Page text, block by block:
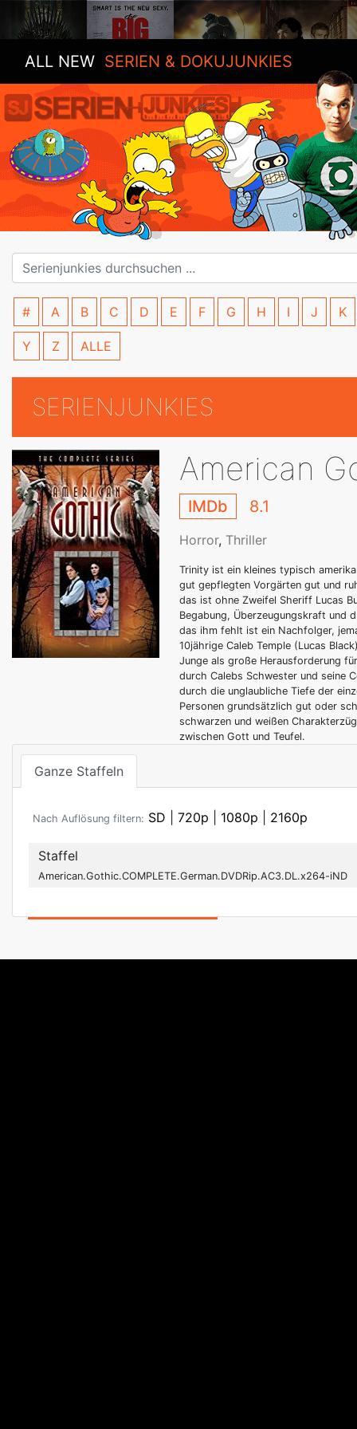
ALL NEW SERIEN & DOKUJUNKIES
# A B C D E F G H I J K
Y Z ALLE
SERIENJUNKIES
American
IMDb 8.1
Horror, Thriller
Trinity ist ein kleines typisch
gut gepflegten Vorgärten gut und
das ist ohne Zweifel Sheriff Lucas
Begabung, Überzeugungskraft und
das ihm fehlt ist ein Nachfolger,
10jährige Caleb Temple (Lucas
Junge als große Herausforderung
durch Calebs Schwester und seine
durch die unglaubliche Tiefe der
Personen grundsätzlich gut oder
schwarzen und weißen
zwischen Gott und Teufel.
Ganze Staffeln
Nach Auflösung filtern: SD 720p 1080p 2160p
Staffel
American.Gothic.COMPLETE.German.DVDRip.AC3.DL.x264-iND